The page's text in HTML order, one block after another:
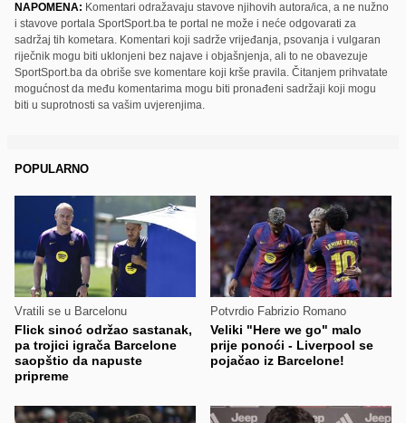
NAPOMENA: Komentari odražavaju stavove njihovih autora/ica, a ne nužno
i stavove portala SportSport.ba te portal ne može i neće odgovarati za
sadržaj tih kometara. Komentari koji sadrže vrijeđanja, psovanja i vulgaran
riječnik mogu biti uklonjeni bez najave i objašnjenja, ali to ne obavezuje
SportSport.ba da obriše sve komentare koji krše pravila. Čitanjem prihvatate
mogućnost da među komentarima mogu biti pronađeni sadržaji koji mogu
biti u suprotnosti sa vašim uvjerenjima.
POPULARNO
Vratili se u Barcelonu
Flick sinoć održao sastanak,
pa trojici igrača Barcelone
saopštio da napuste
pripreme
Potvrdio Fabrizio Romano
Veliki "Here we go" malo
prije ponoći - Liverpool se
pojačao iz Barcelone!